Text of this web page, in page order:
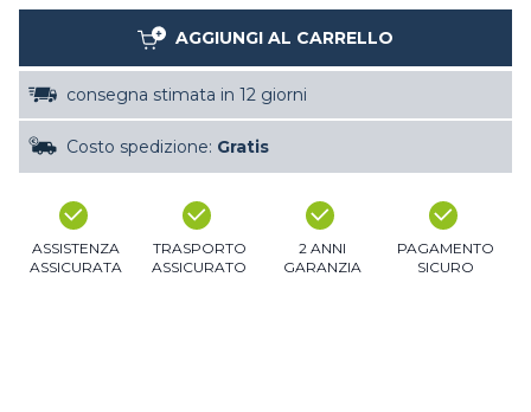
AGGIUNGI AL CARRELLO
consegna stimata in 12 giorni
Costo spedizione: Gratis
ASSISTENZA
ASSICURATA
TRASPORTO
ASSICURATO
2 ANNI
GARANZIA
PAGAMENTO
SICURO